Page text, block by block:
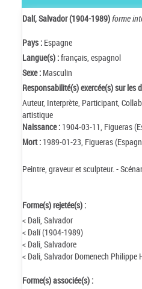
Dalí, Salvador (1904-1989)forme
Pays : Espagne
Langue(s) :français, espagnol
Sexe : Masculin
Responsabilité(s) exercée(s) sur les
Auteur, Interprète, Participant,
artistique
Naissance : 1904-03-11, Figueras
Mort : 1989-01-23, Figueras
Peintre, graveur et sculpteur. -
Forme(s) rejetée(s) :
< Dali, Salvador
< Dalí (1904-1989)
< Dali, Salvadore
< Dali, Salvador Domenech Philippe
Forme(s) associée(s) :